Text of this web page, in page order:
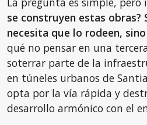
se construyen estas obras?
necesita que lo rodeen,
qué no pensar en una
soterrar parte de la
en túneles urbanos de
opta por la vía rápida y
desarrollo armónico con el